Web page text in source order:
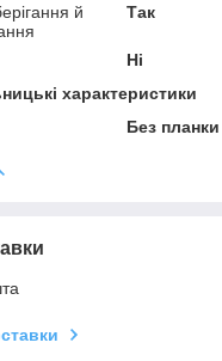
й
Так
Ні
характеристики
Без планки